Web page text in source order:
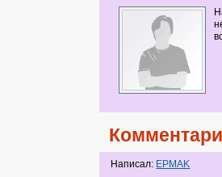
Написал: EPMAK